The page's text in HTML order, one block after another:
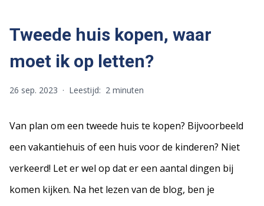
Tweede huis kopen, waar
moet ik op letten?
26 sep. 2023 · Leestijd: 2 minuten
Van plan om een tweede huis te kopen? Bijvoorbeeld
een vakantiehuis of een huis voor de kinderen? Niet
verkeerd! Let er wel op dat er een aantal dingen bij
komen kijken. Na het lezen van de blog, ben je